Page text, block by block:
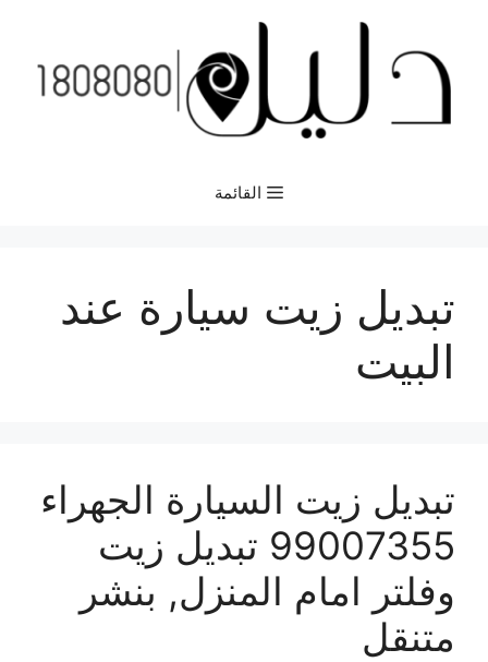
المحتوى
القائمة
تبديل زيت سيارة عند
البيت
تبديل زيت السيارة الجهراء
99007355 تبديل زيت
وفلتر امام المنزل, بنشر
متنقل